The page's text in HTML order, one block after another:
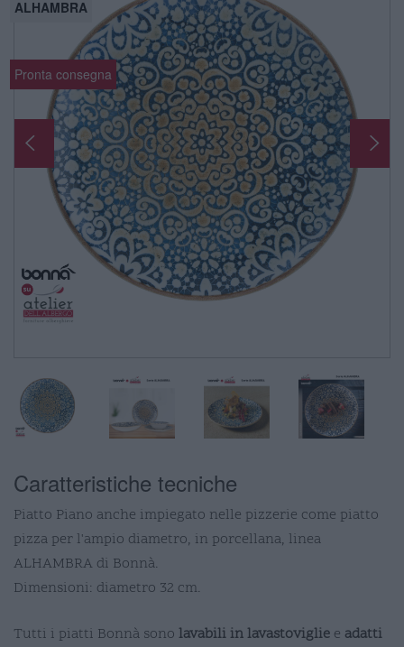
Pronta consegna
ALHAMBRA
Caratteristiche tecniche
Piatto Piano anche impiegato nelle pizzerie come piatto
pizza per l'ampio diametro, in porcellana, linea
ALHAMBRA di Bonnà.
Dimensioni: diametro 32 cm.
Tutti i piatti Bonnà sono lavabili in lavastoviglie e adatti